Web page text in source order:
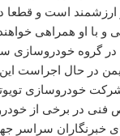
ارزشمند است و قطعا
و با او همراهی
در گروه خودروسازی
در حال اجراست
شرکت خودروسازی
فنی در برخی از
خبرنگاران سراسر